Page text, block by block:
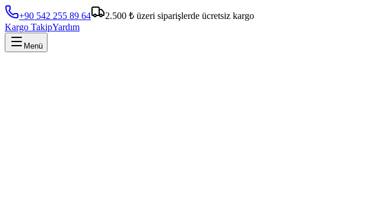
+90 542 255 89 64
2.500 ₺ üzeri siparişlerde ücretsiz kargo
Kargo TakipYardım
Menü